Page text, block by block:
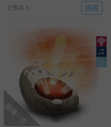
已售出 3 追蹤
搶購一空